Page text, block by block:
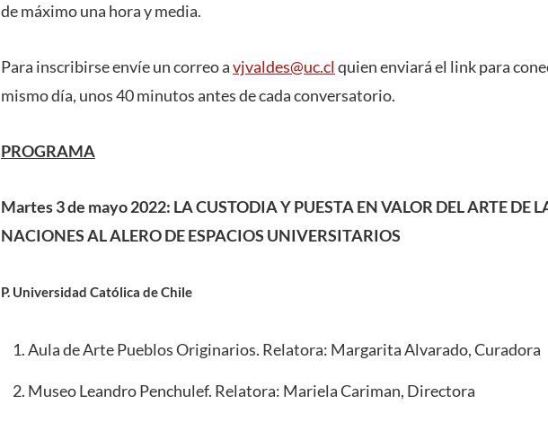
de máximo una hora y media.
Para inscribirse envíe un correo avjvaldes@uc.cl quien enviará el link para
mismo día, unos 40 minutos antes de cada conversatorio.
PROGRAMA
Martes 3 de mayo 2022: LA CUSTODIA Y PUESTA EN VALOR DEL ARTE DE
NACIONES AL ALERO DE ESPACIOS UNIVERSITARIOS
P. Universidad Católica de Chile
Aula de Arte Pueblos Originarios. Relatora: Margarita Alvarado, Curadora
Museo Leandro Penchulef. Relatora: Mariela Cariman, Directora